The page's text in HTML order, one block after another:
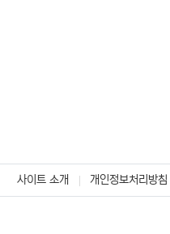
사이트 소개 개인정보처리방침